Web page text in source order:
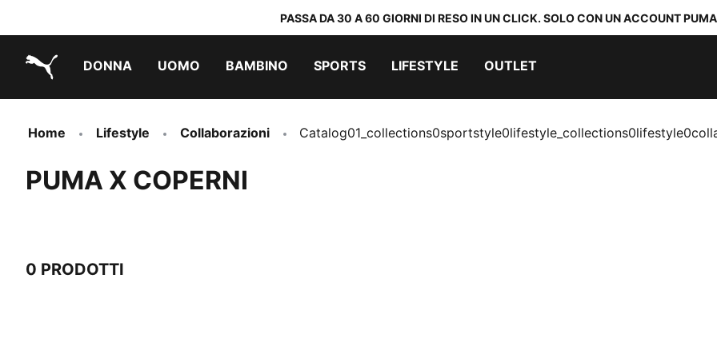
PASSA DA 30 A 60 GIORNI DI RESO IN UN CLICK. SOLO CON UN ACCOUNT
DONNA UOMO BAMBINO SPORTS LIFESTYLE OUTLET
Home Lifestyle Collaborazioni
PUMA X COPERNI
0 PRODOTTI